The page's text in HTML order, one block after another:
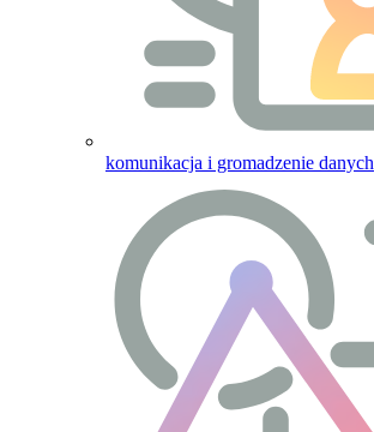
komunikacja i gromadzenie danych